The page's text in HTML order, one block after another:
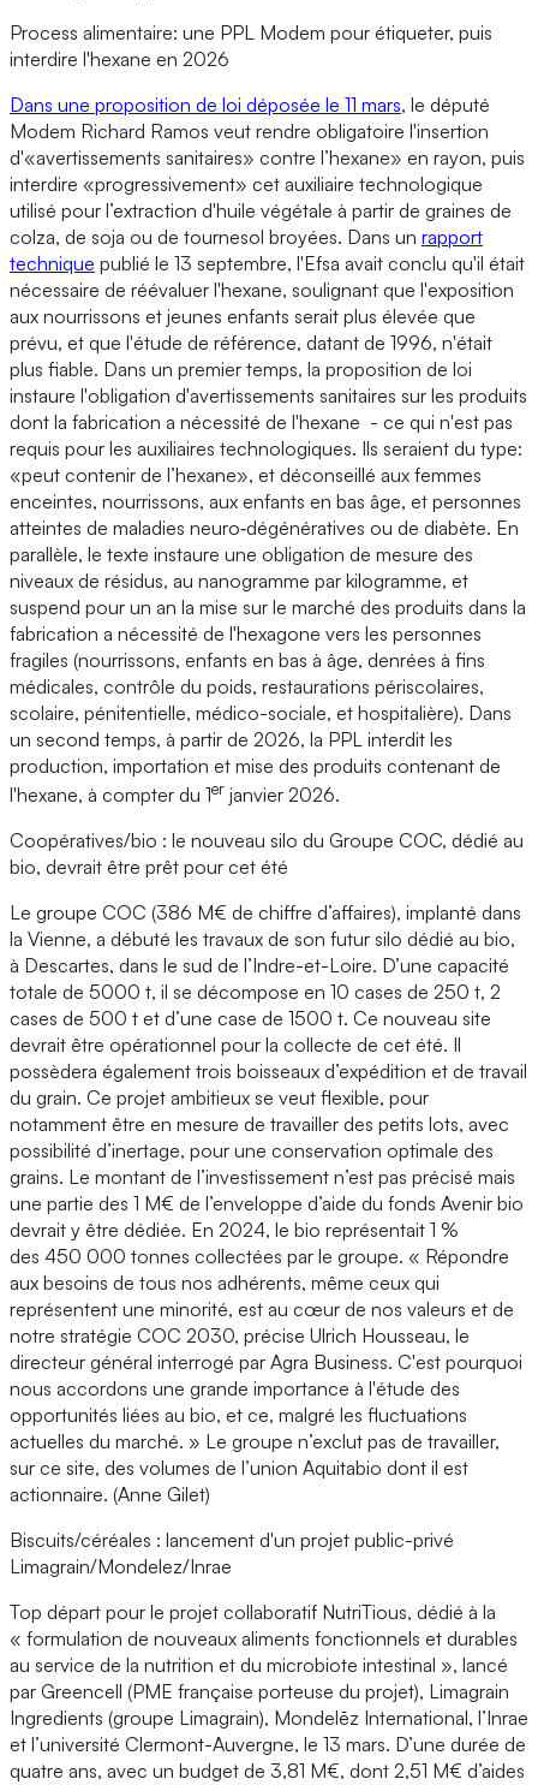
Process alimentaire: une PPL Modem pour étiqueter, puis
interdire l'hexane en 2026
Dans une proposition de loi déposée le 11 mars, le député
Modem Richard Ramos veut rendre obligatoire l'insertion
d'«avertissements sanitaires» contre l’hexane» en rayon, puis
interdire «progressivement» cet auxiliaire technologique
utilisé pour l’extraction d'huile végétale à partir de graines de
colza, de soja ou de tournesol broyées. Dans un rapport
technique publié le 13 septembre, l'Efsa avait conclu qu'il était
nécessaire de réévaluer l'hexane, soulignant que l'exposition
aux nourrissons et jeunes enfants serait plus élevée que
prévu, et que l'étude de référence, datant de 1996, n'était
plus fiable. Dans un premier temps, la proposition de loi
instaure l'obligation d'avertissements sanitaires sur les produits
dont la fabrication a nécessité de l'hexane - ce qui n'est pas
requis pour les auxiliaires technologiques. Ils seraient du type:
«peut contenir de l’hexane», et déconseillé aux femmes
enceintes, nourrissons, aux enfants en bas âge, et personnes
atteintes de maladies neuro‑dégénératives ou de diabète. En
parallèle, le texte instaure une obligation de mesure des
niveaux de résidus, au nanogramme par kilogramme, et
suspend pour un an la mise sur le marché des produits dans la
fabrication a nécessité de l'hexagone vers les personnes
fragiles (nourrissons, enfants en bas à âge, denrées à fins
médicales, contrôle du poids, restaurations périscolaires,
scolaire, pénitentielle, médico-sociale, et hospitalière). Dans
un second temps, à partir de 2026, la PPL interdit les
production, importation et mise des produits contenant de
l'hexane, à compter du 1er janvier 2026.
Coopératives/bio : le nouveau silo du Groupe COC, dédié au
bio, devrait être prêt pour cet été
Le groupe COC (386 M€ de chiffre d’affaires), implanté dans
la Vienne, a débuté les travaux de son futur silo dédié au bio,
à Descartes, dans le sud de l’Indre-et-Loire. D’une capacité
totale de 5000 t, il se décompose en 10 cases de 250 t, 2
cases de 500 t et d’une case de 1500 t. Ce nouveau site
devrait être opérationnel pour la collecte de cet été. Il
possèdera également trois boisseaux d’expédition et de travail
du grain. Ce projet ambitieux se veut flexible, pour
notamment être en mesure de travailler des petits lots, avec
possibilité d’inertage, pour une conservation optimale des
grains. Le montant de l’investissement n’est pas précisé mais
une partie des 1 M€ de l’enveloppe d’aide du fonds Avenir bio
devrait y être dédiée. En 2024, le bio représentait 1 %
des 450 000 tonnes collectées par le groupe. « Répondre
aux besoins de tous nos adhérents, même ceux qui
représentent une minorité, est au cœur de nos valeurs et de
notre stratégie COC 2030, précise Ulrich Housseau, le
directeur général interrogé par Agra Business. C'est pourquoi
nous accordons une grande importance à l'étude des
opportunités liées au bio, et ce, malgré les fluctuations
actuelles du marché. » Le groupe n’exclut pas de travailler,
sur ce site, des volumes de l’union Aquitabio dont il est
actionnaire. (Anne Gilet)
Biscuits/céréales : lancement d'un projet public-privé
Limagrain/Mondelez/Inrae
Top départ pour le projet collaboratif NutriTious, dédié à la
« formulation de nouveaux aliments fonctionnels et durables
au service de la nutrition et du microbiote intestinal », lancé
par Greencell (PME française porteuse du projet), Limagrain
Ingredients (groupe Limagrain), Mondelēz International, l’Inrae
et l’université Clermont-Auvergne, le 13 mars. D’une durée de
quatre ans, avec un budget de 3,81 M€, dont 2,51 M€ d’aides